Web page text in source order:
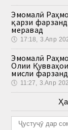
Эмомалӣ
қарзи
меравад
🕔 17:18, 3.Апр
Эмомалӣ
Олии
мисли
🕔 11:27, 3.Апр